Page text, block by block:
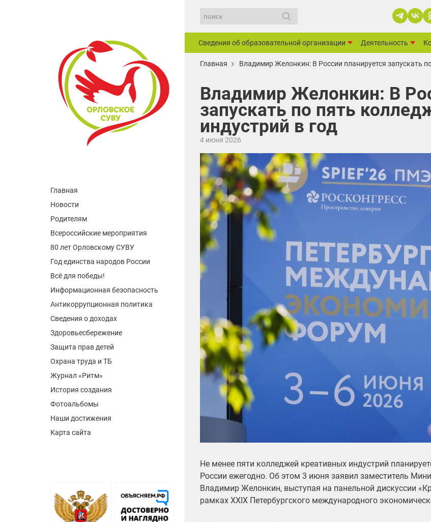
Главная
Новости
Родителям
Всероссийские мероприятия
80 лет Орловскому СУВУ
Год единства народов России
Всё для победы!
Информационная безопасность
Антикоррупционная политика
Сведения о доходах
Здоровьесбережение
Защита прав детей
Охрана труда и ТБ
Журнал «Ритм»
История создания
Фотоальбомы
Наши достижения
Карта сайта
Сведения об образовательной организации Деятельность
Главная Владимир Желонкин: В России планируется запускать
Владимир Желонкин: В
запускать по пять
индустрий в год
4 июня 2026
Не менее пяти колледжей креативных индустрий
России ежегодно. Об этом 3 июня заявил заместитель
Владимир Желонкин, выступая на панельной дискуссии
рамках ХХIХ Петербургского международного